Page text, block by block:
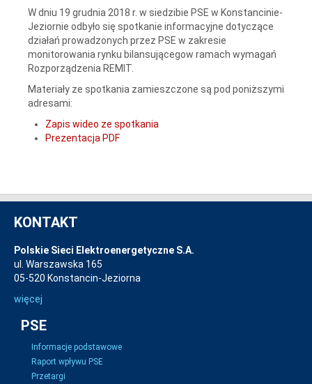
W dniu 19 grudnia 2018 r. w siedzibie PSE w Konstancinie-
Jeziornie odbyło się spotkanie informacyjne dotyczące
działań prowadzonych przez PSE w zakresie
monitorowania rynku bilansującegow ramach wymagań
Rozporządzenia REMIT.
Materiały ze spotkania zamieszczone są pod poniższymi
adresami:
Zapis wideo ze spotkania
Prezentacja PDF
KONTAKT
Polskie Sieci Elektroenergetyczne S.A.
ul. Warszawska 165
05-520 Konstancin-Jeziorna
więcej
PSE
Informacje podstawowe
Raport wpływu PSE
Przetargi